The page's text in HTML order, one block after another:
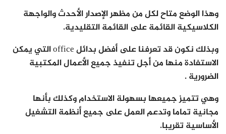
وهذا الوضع متاح لكل من مظهر الإصدار الأحدث والواجهة
الكلاسيكية القائمة على القائمة التقليدية.
وبذلك نكون قد تعرفنا على أفضل بدائل office التي يمكن
الاستفادة منها من أجل تنفيذ جميع الأعمال المكتبية
الضرورية .
وهي تتميز جميعها بسهولة الاستخدام وكذلك بأنها
مجانية تماما وتدعم العمل على جميع أنظمة التشغيل
الأساسية تقريبا.